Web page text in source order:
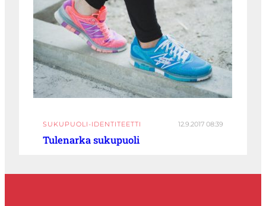
SUKUPUOLI-IDENTITEETTI 12.9.2017 08:39
Tulenarka sukupuoli